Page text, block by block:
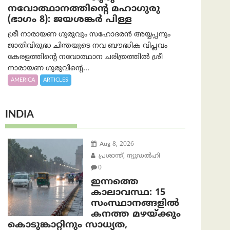
നവോത്ഥാനത്തിന്റെ മഹാഗുരു
(ഭാഗം 8): ജയശങ്കര്‍ പിള്ള
ശ്രീ നാരായണ ഗുരുവും സഹോദരൻ അയ്യപ്പനും
ജാതിവിരുദ്ധ ചിന്തയുടെ നവ ബൗദ്ധിക വിപ്ലവം
കേരളത്തിന്റെ നവോത്ഥാന ചരിത്രത്തിൽ ശ്രീ
നാരായണ ഗുരുവിന്റെ...
AMERICA ARTICLES
INDIA
Aug 8, 2026
പ്രശാന്ത്, ന്യൂഡല്‍ഹി
0
ഇന്നത്തെ
കാലാവസ്ഥ: 15
സംസ്ഥാനങ്ങളിൽ
കനത്ത മഴയ്ക്കും
കൊടുങ്കാറ്റിനും സാധ്യത,